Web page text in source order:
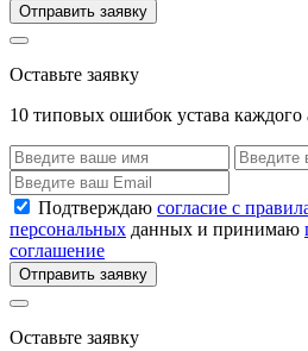
Отправить заявку
Оставьте заявку
10 типовых ошибок устава каждого
Подтверждаю согласие с
персональных данных и принимаю
соглашение
Отправить заявку
Оставьте заявку